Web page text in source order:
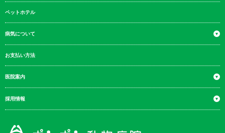
ペットホテル
病気について
お支払い方法
医院案内
採用情報